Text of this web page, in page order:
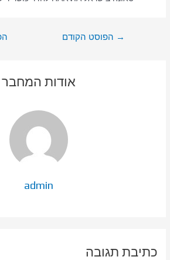
→ הפוסט הקודם
אודות המחבר
admin
כתיבת תגובה